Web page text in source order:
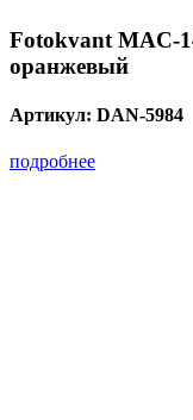
Fotokvant MAC-
оранжевый
Артикул: DAN-5984
подробнее